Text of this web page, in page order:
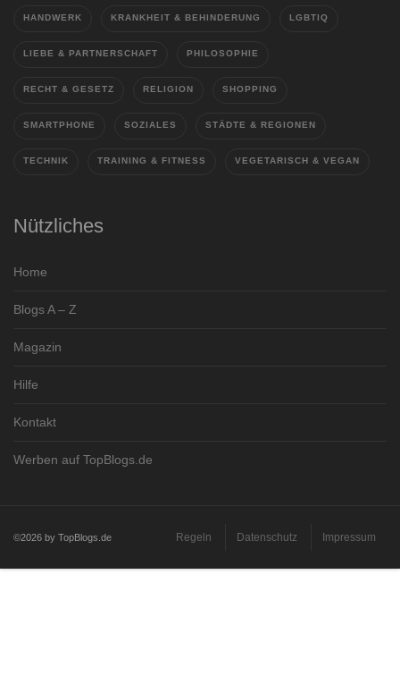
HANDWERK KRANKHEIT & BEHINDERUNG LGBTIQ
LIEBE & PARTNERSCHAFT PHILOSOPHIE
RECHT & GESETZ RELIGION SHOPPING
SMARTPHONE SOZIALES STÄDTE & REGIONEN
TECHNIK TRAINING & FITNESS VEGETARISCH & VEGAN
Nützliches
Home
Blogs A – Z
Magazin
Hilfe
Kontakt
Werben auf TopBlogs.de
©2026 by TopBlogs.de Regeln Datenschutz Impressum